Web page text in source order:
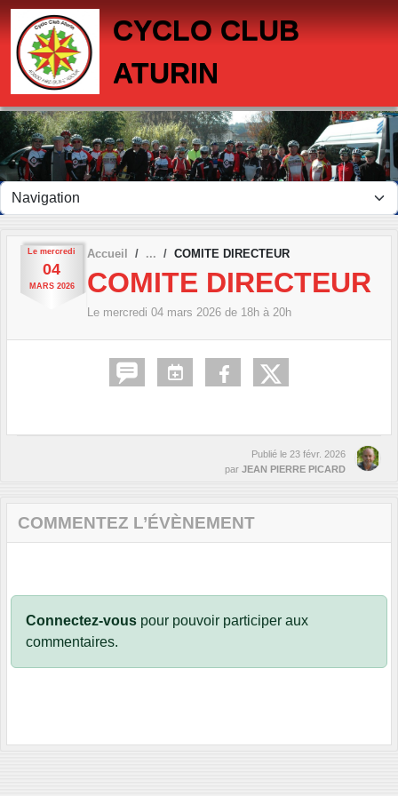
CYCLO CLUB
ATURIN
Le mercredi
04
MARS 2026
Accueil COMITE DIRECTEUR
COMITE DIRECTEUR
Le mercredi 04 mars 2026 de 18h à 20h
Publié le 23 févr. 2026
par JEAN PIERRE PICARD
COMMENTEZ L’ÉVÈNEMENT
Connectez-vous pour pouvoir participer aux
commentaires.
Panneau de gestion des cookies